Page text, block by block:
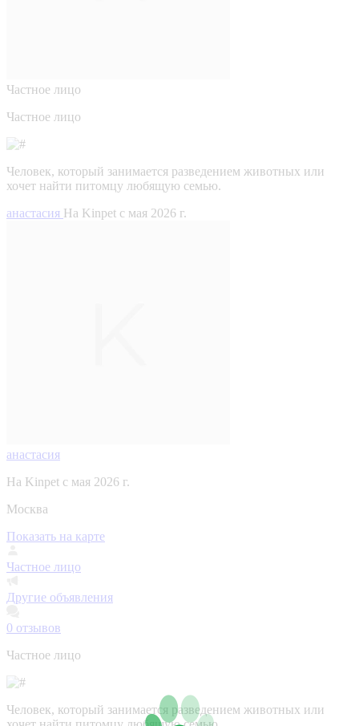
Частное лицо
Частное лицо
Человек, который занимается разведением животных или
хочет найти питомцу любящую семью.
анастасия На Kinpet c мая 2026 г.
анастасия
На Kinpet c мая 2026 г.
Москва
Показать на карте
Частное лицо
Другие объявления
0 отзывов
Частное лицо
Человек, который занимается разведением животных или